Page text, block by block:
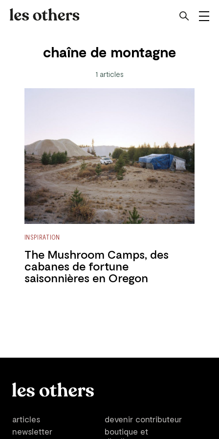
chaîne de montagne
1 articles
INSPIRATION
The Mushroom Camps, des
cabanes de fortune
saisonnières en Oregon
articles
newsletter
devenir contributeur
boutique et